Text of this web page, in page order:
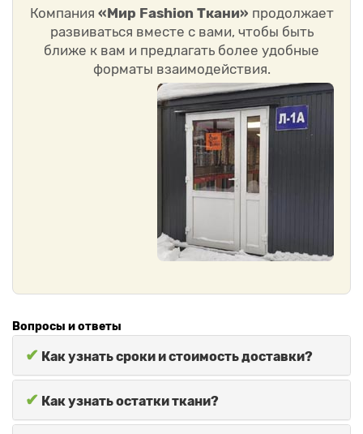
Компания «Мир Fashion Ткани» продолжает
развиваться вместе с вами, чтобы быть
ближе к вам и предлагать более удобные
форматы взаимодействия.
Вопросы и ответы
✔ Как узнать сроки и стоимость доставки?
✔ Как узнать остатки ткани?